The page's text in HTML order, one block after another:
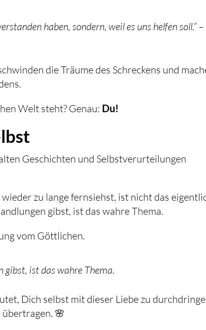
haben, sondern, weil es uns helfen soll.“–
die Träume des Schreckens und
Welt steht? Genau: Du!
Geschichten und Selbstverurteilungen
zu lange fernsiehst, ist nicht das
gibst, ist das wahre Thema.
vom Göttlichen.
gibst, ist das wahre Thema.
Dich selbst mit dieser Liebe zu
übertragen. 🌸